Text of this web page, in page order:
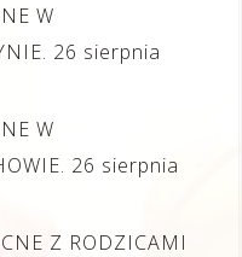
W
26 sierpnia
W
26 sierpnia
Z RODZICAMI